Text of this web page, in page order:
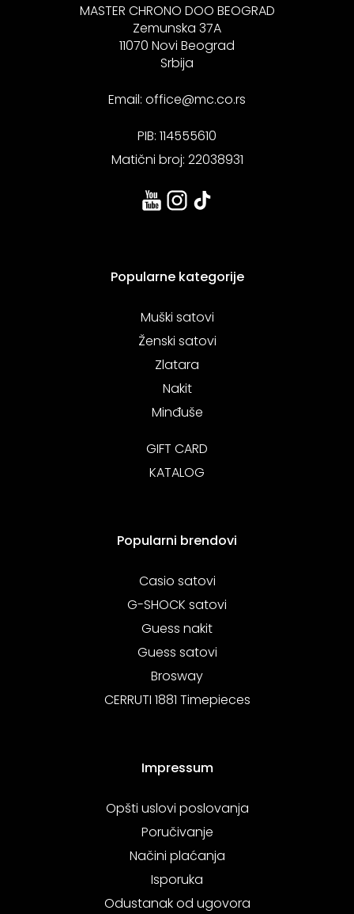
MASTER CHRONO DOO BEOGRAD
Zemunska 37A
11070 Novi Beograd
Srbija
Email: office@mc.co.rs
PIB: 114555610
Matični broj: 22038931
Popularne kategorije
Muški satovi
Ženski satovi
Zlatara
Nakit
Minđuše
GIFT CARD
KATALOG
Popularni brendovi
Casio satovi
G-SHOCK satovi
Guess nakit
Guess satovi
Brosway
CERRUTI 1881 Timepieces
Impressum
Opšti uslovi poslovanja
Poručivanje
Načini plaćanja
Isporuka
Odustanak od ugovora